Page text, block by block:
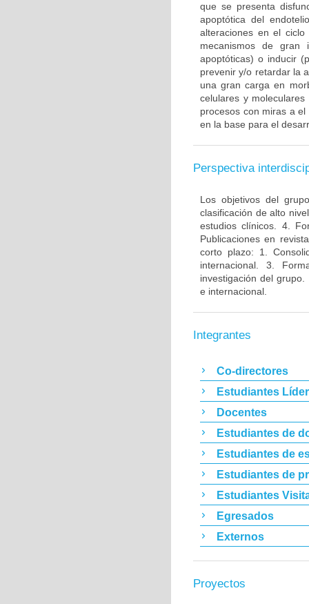
que se presenta
apoptótica del
alteraciones en el
mecanismos de gran
apoptóticas) o inducir
prevenir y/o retardar la
una gran carga en
celulares y
procesos con miras a
en la base para el
Perspectiva
Los objetivos del
clasificación de alto
estudios clínicos. 4.
Publicaciones en
corto plazo: 1.
internacional. 3.
investigación del
e internacional.
Integrantes
Co-directores
Estudiantes
Docentes
Estudiantes de
Estudiantes de
Estudiantes de
Estudiantes
Egresados
Externos
Proyectos